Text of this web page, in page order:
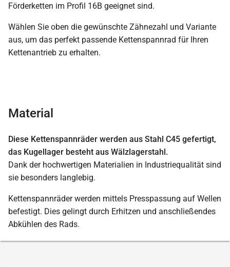
Förderketten im Profil 16B geeignet sind.
Wählen Sie oben die gewünschte Zähnezahl und Variante
aus, um das perfekt passende Kettenspannrad für Ihren
Kettenantrieb zu erhalten.
Material
Diese Kettenspannräder werden aus Stahl C45 gefertigt,
das Kugellager besteht aus Wälzlagerstahl.
Dank der hochwertigen Materialien in Industriequalität sind
sie besonders langlebig.
Kettenspannräder werden mittels Presspassung auf Wellen
befestigt. Dies gelingt durch Erhitzen und anschließendes
Abkühlen des Rads.